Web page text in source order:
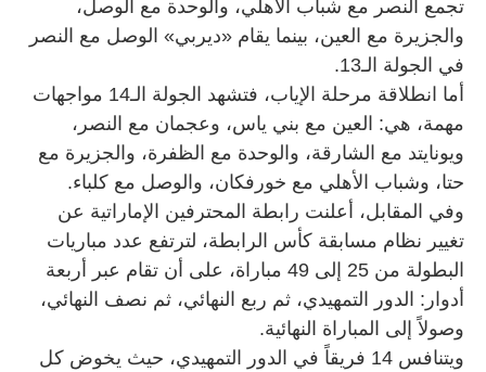
تجمع النصر مع شباب الأهلي، والوحدة مع الوصل،
والجزيرة مع العين، بينما يقام «ديربي» الوصل مع النصر
في الجولة الـ13.
أما انطلاقة مرحلة الإياب، فتشهد الجولة الـ14 مواجهات
مهمة، هي: العين مع بني ياس، وعجمان مع النصر،
ويونايتد مع الشارقة، والوحدة مع الظفرة، والجزيرة مع
حتا، وشباب الأهلي مع خورفكان، والوصل مع كلباء.
وفي المقابل، أعلنت رابطة المحترفين الإماراتية عن
تغيير نظام مسابقة كأس الرابطة، لترتفع عدد مباريات
البطولة من 25 إلى 49 مباراة، على أن تقام عبر أربعة
أدوار: الدور التمهيدي، ثم ربع النهائي، ثم نصف النهائي،
وصولاً إلى المباراة النهائية.
ويتنافس 14 فريقاً في الدور التمهيدي، حيث يخوض كل